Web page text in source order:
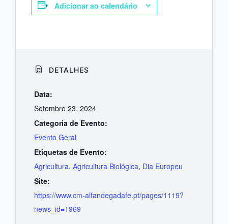
Adicionar ao calendário
DETALHES
Data:
Setembro 23, 2024
Categoria de Evento:
Evento Geral
Etiquetas de Evento:
Agricultura, Agricultura Biológica, Dia Europeu
Site:
https://www.cm-alfandegadafe.pt/pages/1119?
news_id=1969